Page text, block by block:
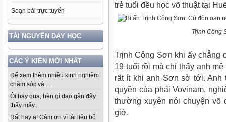
Soạn bài trực tuyến
TÀI NGUYÊN DẠY HỌC
CÁC Ý KIẾN MỚI NHẤT
Để xem thêm nhiều kinh nghiệm
chăm sóc và ...
Ôi hay qua, hèn gì dạo gần đây
thấy mấy...
Rất hay ạ! Cảm ơn vì tài liệu bổ
trẻ tuổi đều học võ thuật tại
Trịnh Công
Trịnh Công Sơn khi ấy chẳng
19 tuổi rồi mà chỉ thấy anh
rất ít khi anh Sơn sờ tới. Anh
quyền của phái Vovinam,
thường xuyên nói chuyện võ
giờ.